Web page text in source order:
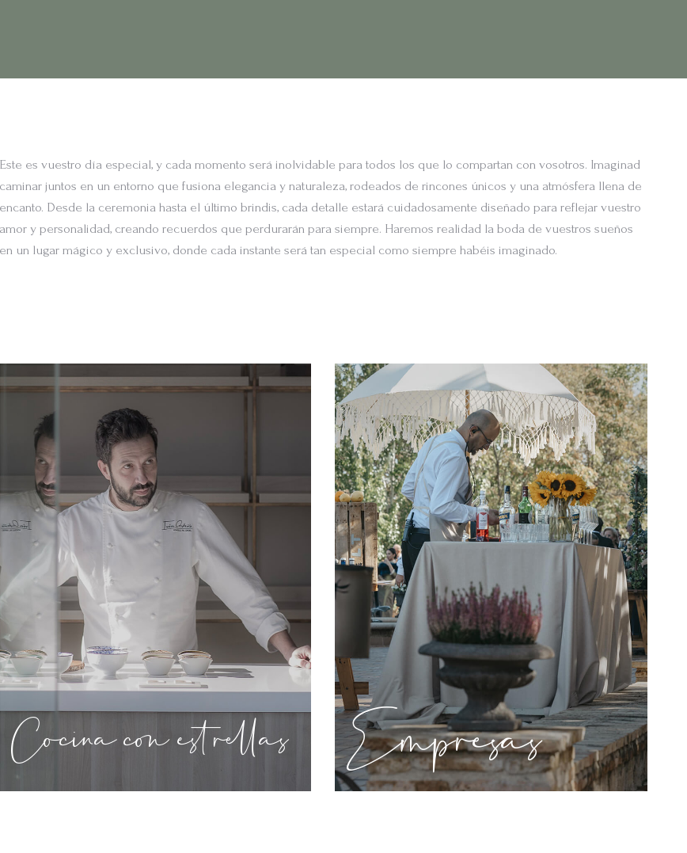
Este es vuestro día especial, y cada momento será inolvidable para todos los que lo compartan con vosotros. Imaginad
caminar juntos en un entorno que fusiona elegancia y naturaleza, rodeados de rincones únicos y una atmósfera llena de
encanto. Desde la ceremonia hasta el último brindis, cada detalle estará cuidadosamente diseñado para reflejar vuestro
amor y personalidad, creando recuerdos que perdurarán para siempre. Haremos realidad la boda de vuestros sueños
en un lugar mágico y exclusivo, donde cada instante será tan especial como siempre habéis imaginado.
Cocina con estrellas Empresas